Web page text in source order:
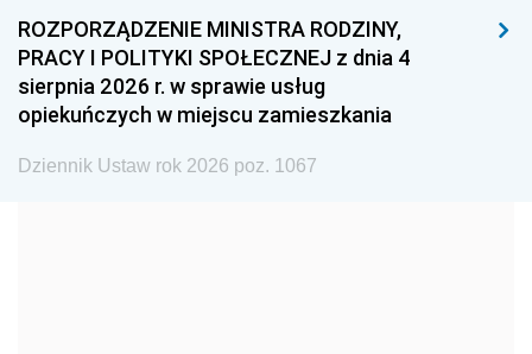
1993 1992 1991
1990 1989
1987 1986 1985
1984 1983
ROZPORZĄDZENIE MINISTRA RODZINY,
PRACY I POLITYKI SPOŁECZNEJ z dnia 4
sierpnia 2026 r. w sprawie usług
opiekuńczych w miejscu zamieszkania
Dziennik Ustaw rok 2026 poz. 1067